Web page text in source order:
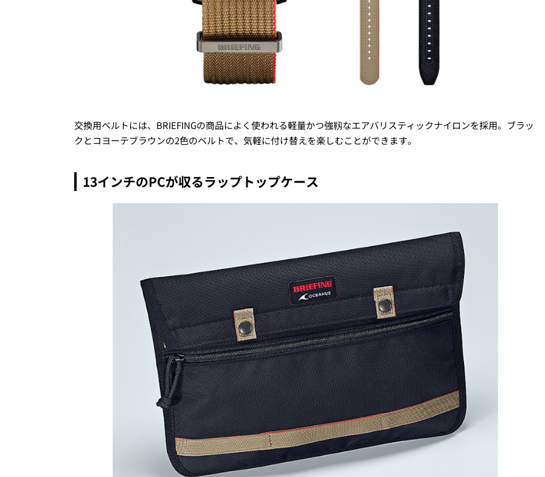
交換用ベルトには、BRIEFINGの商品によく使われる軽量かつ強靱なエアバリスティックナイロンを採用。ブラッ
クとコヨーテブラウンの2色のベルトで、気軽に付け替えを楽しむことができます。
13インチのPCが収るラップトップケース